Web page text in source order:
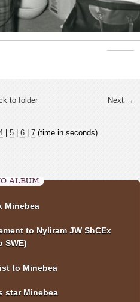
Next →
to folder
| 5| 6| 7(time in seconds)
ALBUM
Minebea
to Nyliram JW ShCEx
SWE)
to Minebea
star Minebea